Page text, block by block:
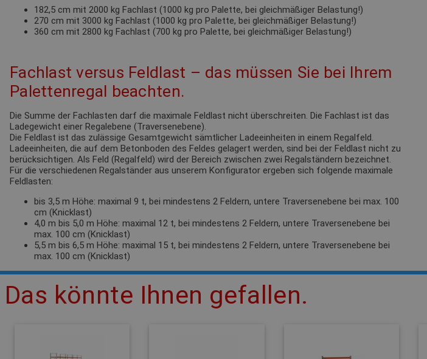
182,5 cm mit 2000 kg Fachlast (1000 kg pro Palette, bei gleichmäßiger Belastung!)
270 cm mit 3000 kg Fachlast (1000 kg pro Palette, bei gleichmäßiger Belastung!)
360 cm mit 2800 kg Fachlast (700 kg pro Palette, bei gleichmäßiger Belastung!)
Fachlast versus Feldlast – das müssen Sie bei Ihrem
Palettenregal beachten.
Die Summe der Fachlasten darf die maximale Feldlast nicht überschreiten. Die Fachlast ist das
Ladegewicht einer Regalebene (Traversenebene).
Die Feldlast ist das zulässige Gesamtgewicht sämtlicher Ladeeinheiten in einem Regalfeld.
Ladeeinheiten, die auf dem Betonboden des Feldes gelagert werden, sind bei der Feldlast nicht zu
berücksichtigen. Als Feld (Regalfeld) wird der Bereich zwischen zwei Regalständern bezeichnet.
Für die verschiedenen Regalständer aus unserem Konfigurator ergeben sich folgende maximale
Feldlasten:
bis 3,5 m Höhe: maximal 9 t, bei mindestens 2 Feldern, untere Traversenebene bei max. 100
cm (Knicklast)
4,0 m bis 5,0 m Höhe: maximal 12 t, bei mindestens 2 Feldern, untere Traversenebene bei
max. 100 cm (Knicklast)
5,5 m bis 6,5 m Höhe: maximal 15 t, bei mindestens 2 Feldern, untere Traversenebene bei
max. 100 cm (Knicklast)
Das könnte Ihnen gefallen.